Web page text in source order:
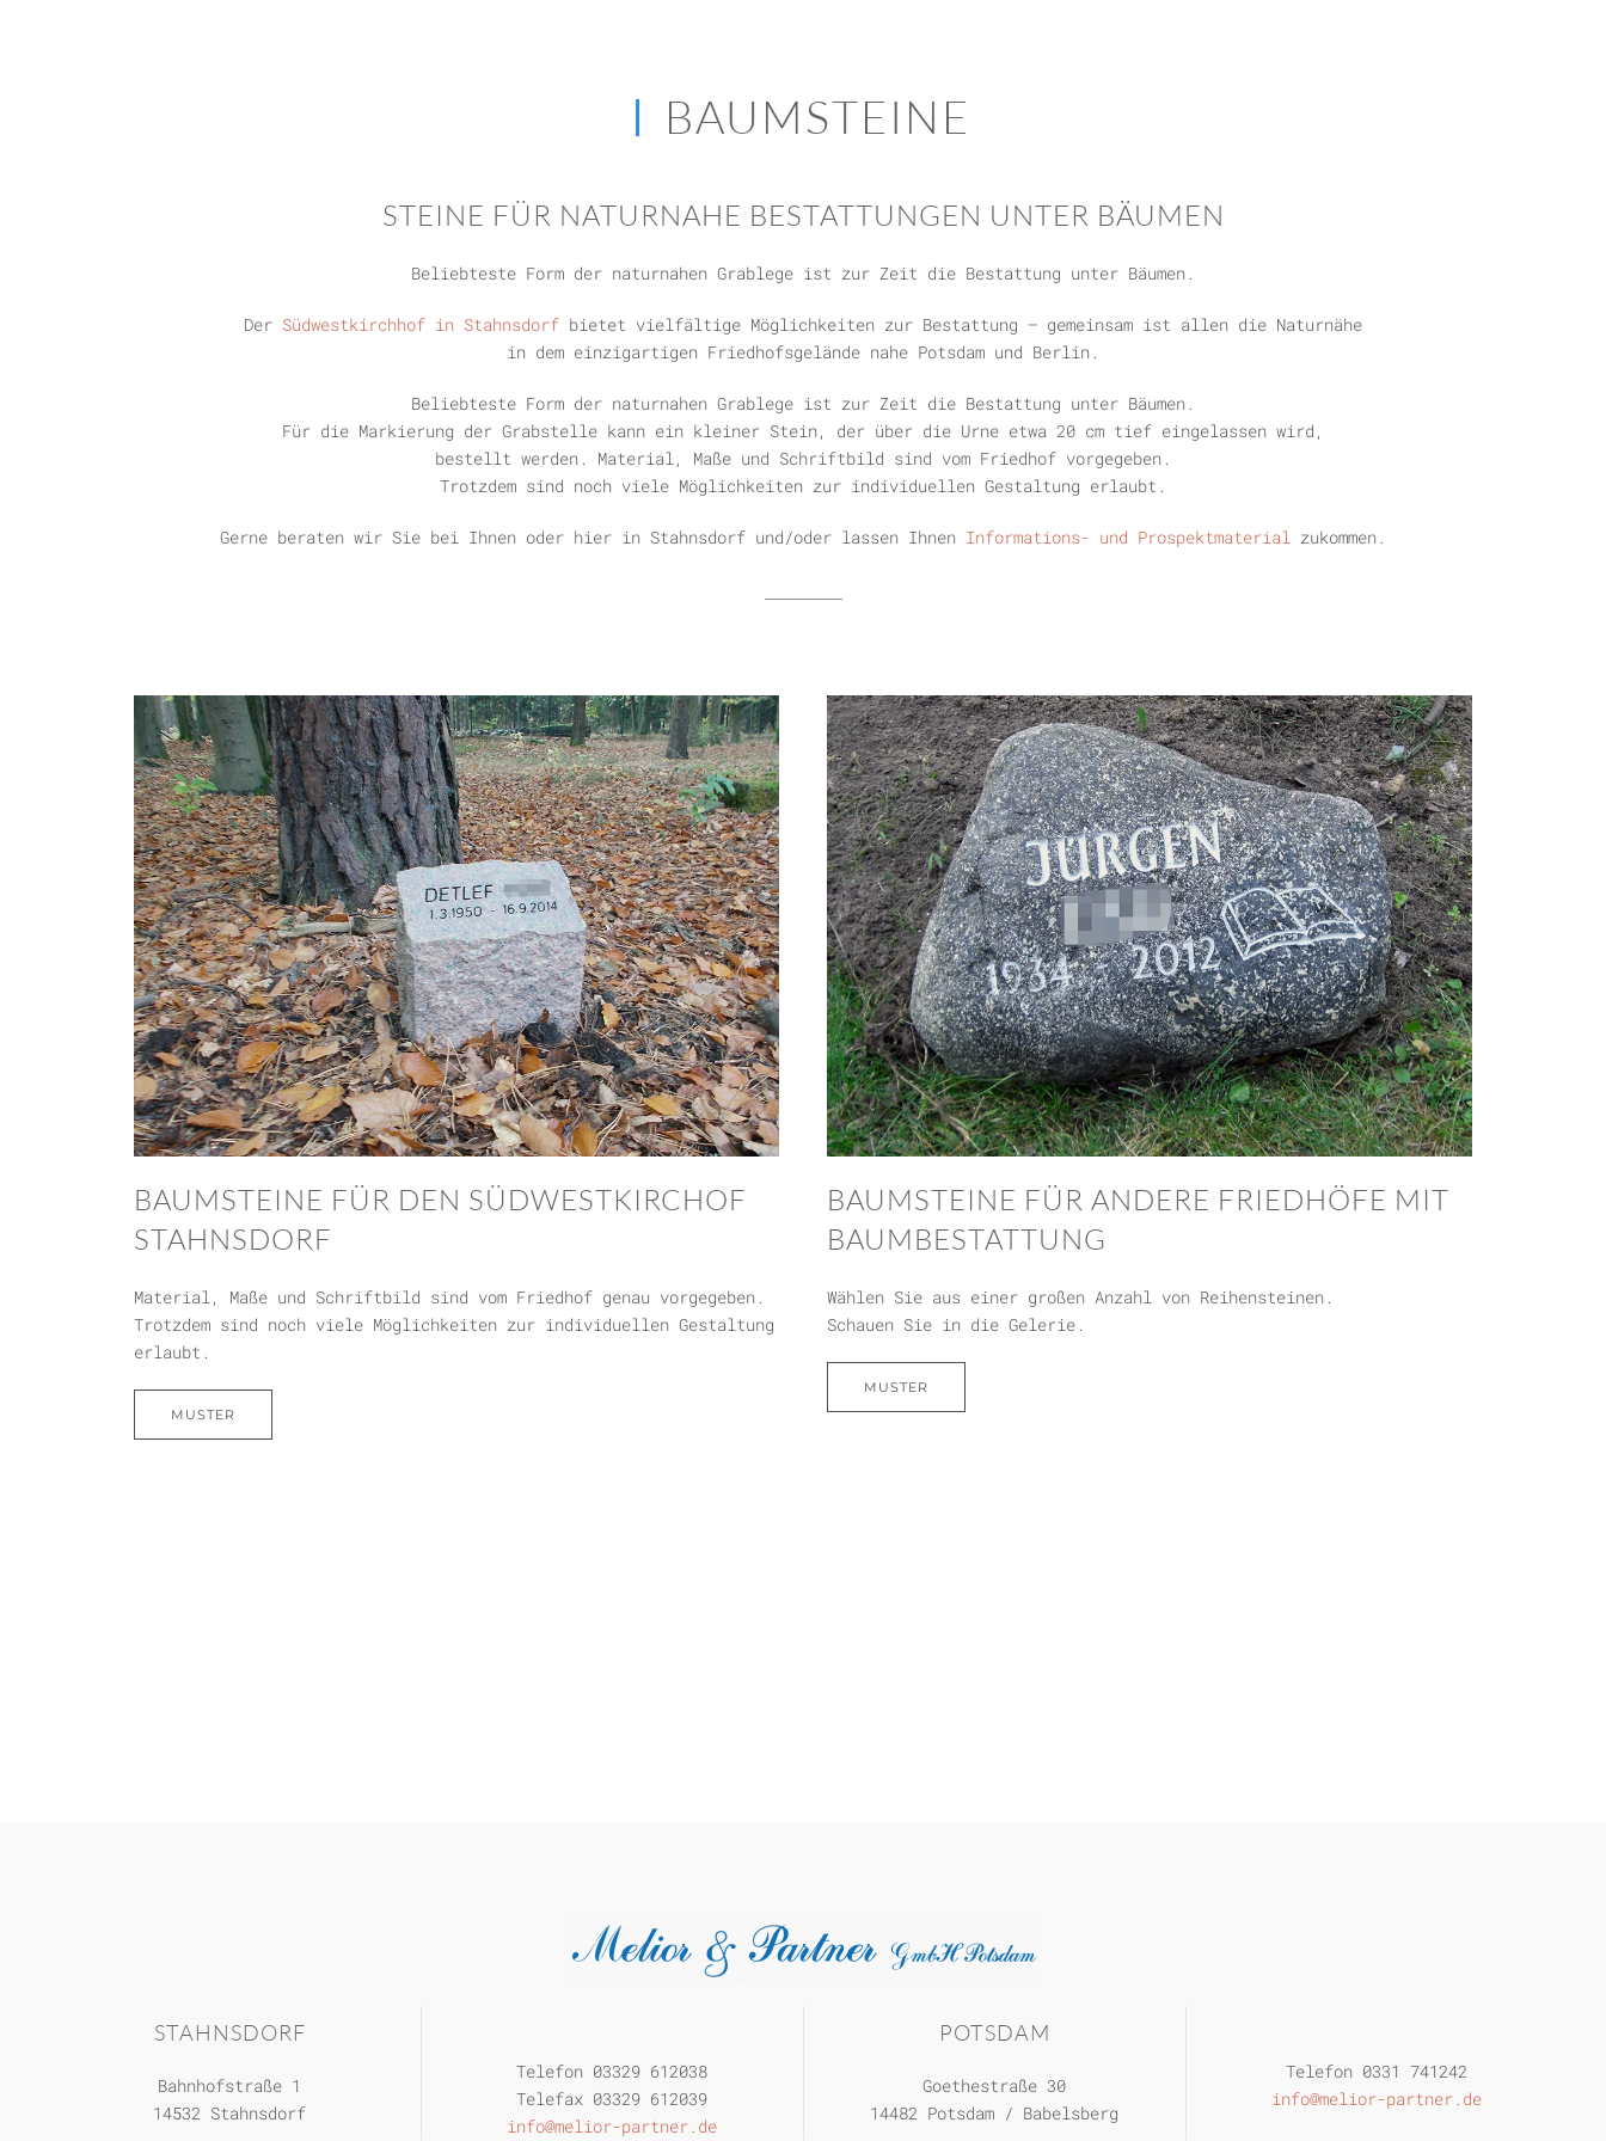
BAUMSTEINE
STEINE FÜR NATURNAHE BESTATTUNGEN UNTER BÄUMEN
Beliebteste Form der naturnahen Grablege ist zur Zeit die Bestattung unter Bäumen.
Der Südwestkirchhof in Stahnsdorf bietet vielfältige Möglichkeiten zur Bestattung – gemeinsam ist allen die Naturnähe
in dem einzigartigen Friedhofsgelände nahe Potsdam und Berlin.
Beliebteste Form der naturnahen Grablege ist zur Zeit die Bestattung unter Bäumen.
Für die Markierung der Grabstelle kann ein kleiner Stein, der über die Urne etwa 20 cm tief eingelassen wird,
bestellt werden. Material, Maße und Schriftbild sind vom Friedhof vorgegeben.
Trotzdem sind noch viele Möglichkeiten zur individuellen Gestaltung erlaubt.
Gerne beraten wir Sie bei Ihnen oder hier in Stahnsdorf und/oder lassen Ihnen Informations- und Prospektmaterial zukommen.
BAUMSTEINE FÜR DEN SÜDWESTKIRCHOF
STAHNSDORF
Material, Maße und Schriftbild sind vom Friedhof genau vorgegeben.
Trotzdem sind noch viele Möglichkeiten zur individuellen Gestaltung
erlaubt.
MUSTER
BAUMSTEINE FÜR ANDERE FRIEDHÖFE MIT
BAUMBESTATTUNG
Wählen Sie aus einer großen Anzahl von Reihensteinen.
Schauen Sie in die Gelerie.
MUSTER
STAHNSDORF
Bahnhofstraße 1
14532 Stahnsdorf
Telefon 03329 612038
Telefax 03329 612039
info@melior-partner.de
POTSDAM
Goethestraße 30
14482 Potsdam / Babelsberg
Telefon 0331 741242
info@melior-partner.de